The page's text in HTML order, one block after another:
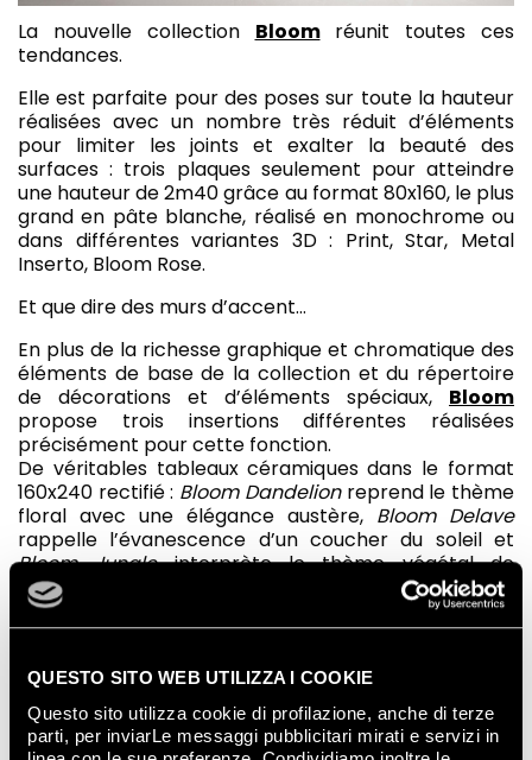
QUESTO SITO WEB UTILIZZA I COOKIE
Questo sito utilizza cookie di profilazione, anche di terze
parti, per inviarLe messaggi pubblicitari mirati e servizi in
La nouvelle collection Bloomréunit toutes ces
tendances.
Elle est parfaite pour des poses sur toute la hauteur
réalisées avec un nombre très réduit d’éléments
pour limiter les joints et exalter la beauté des
surfaces : trois plaques seulement pour atteindre
une hauteur de 2m40 grâce au format 80x160, le plus
grand en pâte blanche, réalisé en monochrome ou
dans différentes variantes 3D : Print, Star, Metal
Inserto, Bloom Rose.
Et que dire des murs d’accent…
En plus de la richesse graphique et chromatique des
éléments de base de la collection et du répertoire
de décorations et d’éléments spéciaux, Bloom
propose trois insertions différentes réalisées
précisément pour cette fonction.
De véritables tableaux céramiques dans le format
160x240 rectifié : Bloom Dandelionreprend le thème
floral avec une élégance austère, Bloom Delave
rappelle l’évanescence d’un coucher du soleil et
Bloom Jungleinterprète le thème végétal de
manière pétillante et sophistiquée.
En rotation dans notre playlist desalles de bains de
de carreaux en grès effet pierre véritablement
matiéristes.
La série imite parfaitement la nature et surprend par